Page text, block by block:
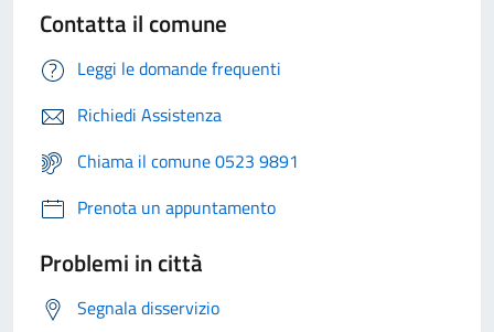
Contatta il comune
Leggi le domande frequenti
Richiedi Assistenza
Chiama il comune 0523 9891
Prenota un appuntamento
Problemi in città
Segnala disservizio